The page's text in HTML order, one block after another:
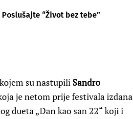
“Život bez tebe”
su nastupili Sandro
je netom prije festivala izdana
dueta „Dan kao san 22“ koji i